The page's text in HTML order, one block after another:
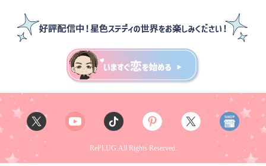
RePLUG.All Rights Reserved.